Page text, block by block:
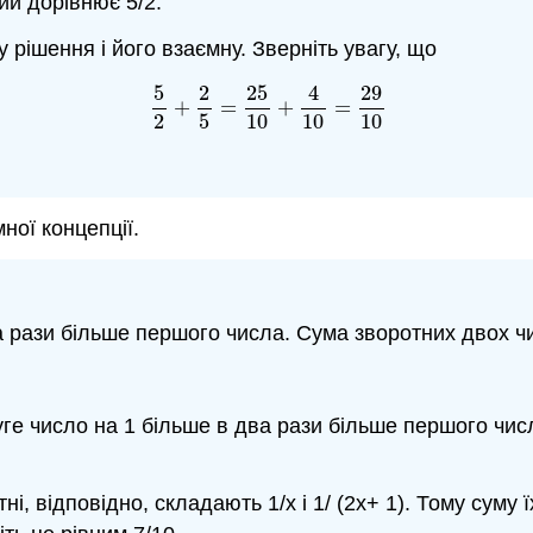
і його взаємну. Зверніть увагу, що
5
2
+
2
5
=
25
10
+
4
10
=
29
10
(7.8.9) 2+ =25 10 + =29
концепції.
більше першого числа. Сума зворотних двох
число на 1 більше в два рази більше першого
відповідно, складають 1/х і 1/ (2х+ 1). Тому суму